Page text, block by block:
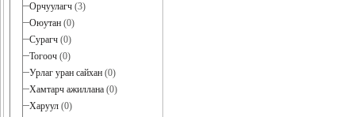
Орчуулагч (3)
Оюутан (0)
Сурагч (0)
Тогооч (0)
Урлаг уран сайхан (0)
Хамтарч ажиллана (0)
Харуул (0)